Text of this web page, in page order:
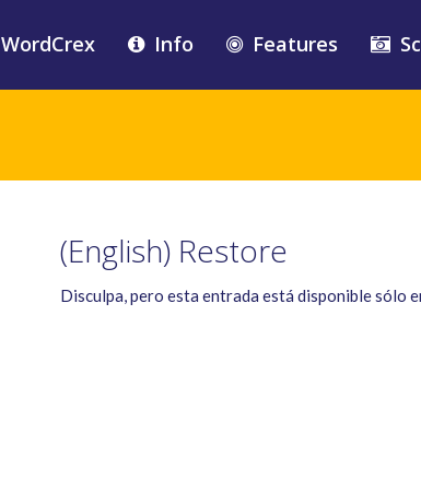
WordCrex Info Features
(English) Restore
Disculpa, pero esta entrada está disponible sólo